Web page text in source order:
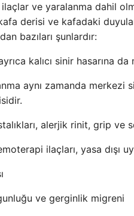
ilaçlar ve yaralanma dahil
derisi ve kafadaki
bazıları şunlardır:
kalıcı sinir hasarına
aynı zamanda
alerjik rinit, grip ve
ilaçları, yasa dışı
ve gerginlik migreni